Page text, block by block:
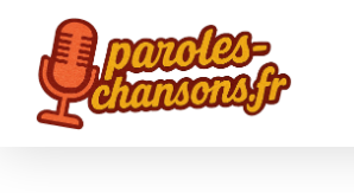
main
content